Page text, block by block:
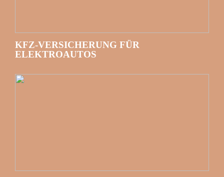
KFZ-VERSICHERUNG FÜR
ELEKTROAUTOS